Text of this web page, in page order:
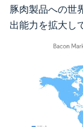
豚肉製品への世
出能力を拡大し